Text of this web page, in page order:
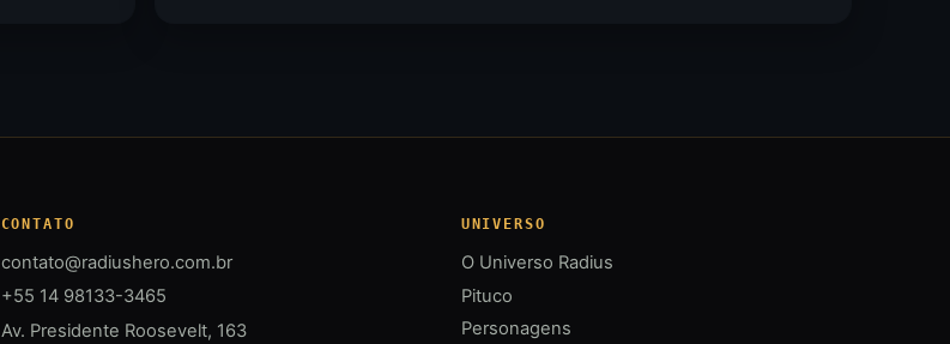
CONTATO
contato@radiushero.com.br
+55 14 98133-3465
Av. Presidente Roosevelt, 163
UNIVERSO
O Universo Radius
Pituco
Personagens